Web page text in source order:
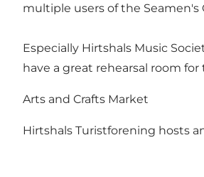
multiple users of the
Especially Hirtshals Music
have a great rehearsal room
Arts and Crafts Market
Hirtshals Turistforening hosts